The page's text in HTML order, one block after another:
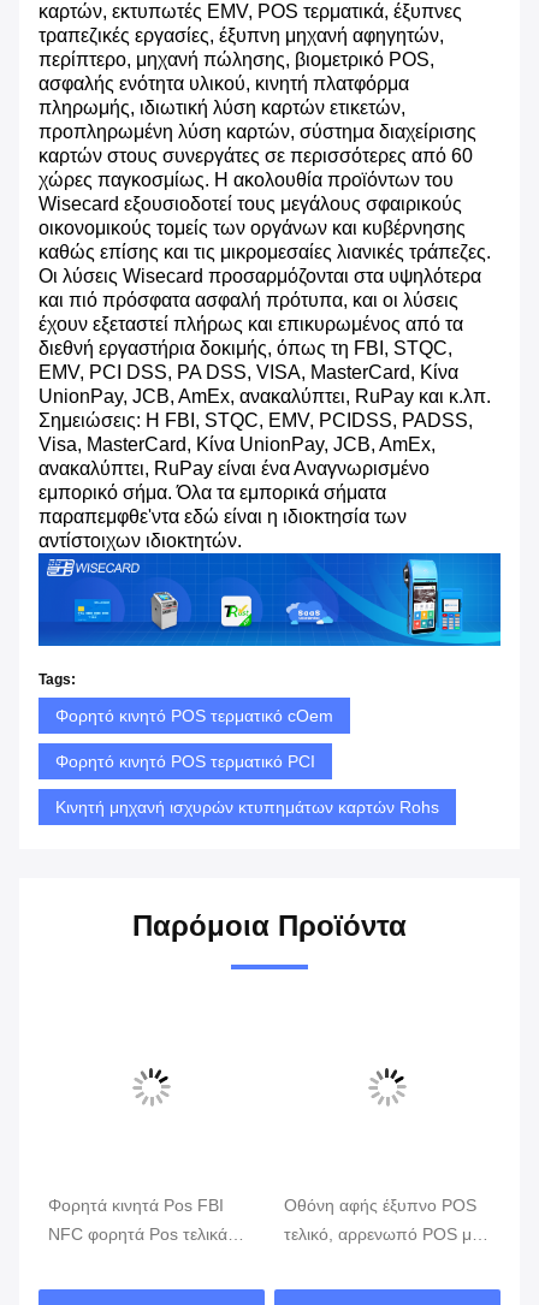
καρτών, εκτυπωτές EMV, POS τερματικά, έξυπνες
τραπεζικές εργασίες, έξυπνη μηχανή αφηγητών,
περίπτερο, μηχανή πώλησης, βιομετρικό POS,
ασφαλής ενότητα υλικού, κινητή πλατφόρμα
πληρωμής, ιδιωτική λύση καρτών ετικετών,
προπληρωμένη λύση καρτών, σύστημα διαχείρισης
καρτών στους συνεργάτες σε περισσότερες από 60
χώρες παγκοσμίως. Η ακολουθία προϊόντων του
Wisecard εξουσιοδοτεί τους μεγάλους σφαιρικούς
οικονομικούς τομείς των οργάνων και κυβέρνησης
καθώς επίσης και τις μικρομεσαίες λιανικές τράπεζες.
Οι λύσεις Wisecard προσαρμόζονται στα υψηλότερα
και πιό πρόσφατα ασφαλή πρότυπα, και οι λύσεις
έχουν εξεταστεί πλήρως και επικυρωμένος από τα
διεθνή εργαστήρια δοκιμής, όπως τη FBI, STQC,
EMV, PCI DSS, PA DSS, VISA, MasterCard, Κίνα
UnionPay, JCB, AmEx, ανακαλύπτει, RuPay και κ.λπ.
Σημειώσεις: Η FBI, STQC, EMV, PCIDSS, PADSS,
Visa, MasterCard, Κίνα UnionPay, JCB, AmEx,
ανακαλύπτει, RuPay είναι ένα Αναγνωρισμένο
εμπορικό σήμα. Όλα τα εμπορικά σήματα
παραπεμφθε'ντα εδώ είναι η ιδιοκτησία των
αντίστοιχων ιδιοκτητών.
Tags:
Φορητό κινητό POS τερματικό cOem
Φορητό κινητό POS τερματικό PCI
Κινητή μηχανή ισχυρών κτυπημάτων καρτών Rohs
Παρόμοια Προϊόντα
Φορητά κινητά Pos FBI
NFC φορητά Pos τελικά
5800mAh
Οθόνη αφής έξυπνο POS
τελικό, αρρενωπό POS με
αποτυπωμάτων